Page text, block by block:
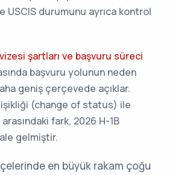
USCIS durumunu ayrıca kontrol
şartları ve başvuru süreci
başvuru yolunun neden
geniş çerçevede açıklar.
(change of status) ile
fark, 2026 H-1B
gelmiştir.
en büyük rakam çoğu